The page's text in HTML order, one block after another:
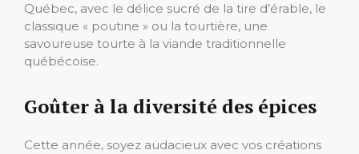
Québec, avec le délice sucré de la tire d’érable, le
classique « poutine » ou la tourtière, une
savoureuse tourte à la viande traditionnelle
québécoise.
Goûter à la diversité des épices
Cette année, soyez audacieux avec vos créations